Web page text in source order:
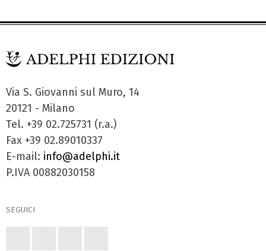
Via S. Giovanni sul Muro, 14
20121 - Milano
Tel. +39 02.725731 (r.a.)
Fax +39 02.89010337
E-mail: info@adelphi.it
P.IVA 00882030158
SEGUICI